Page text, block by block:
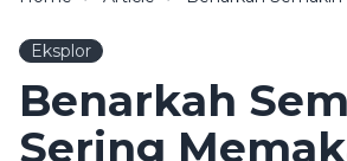
Eksplor
Benarkah
Sering